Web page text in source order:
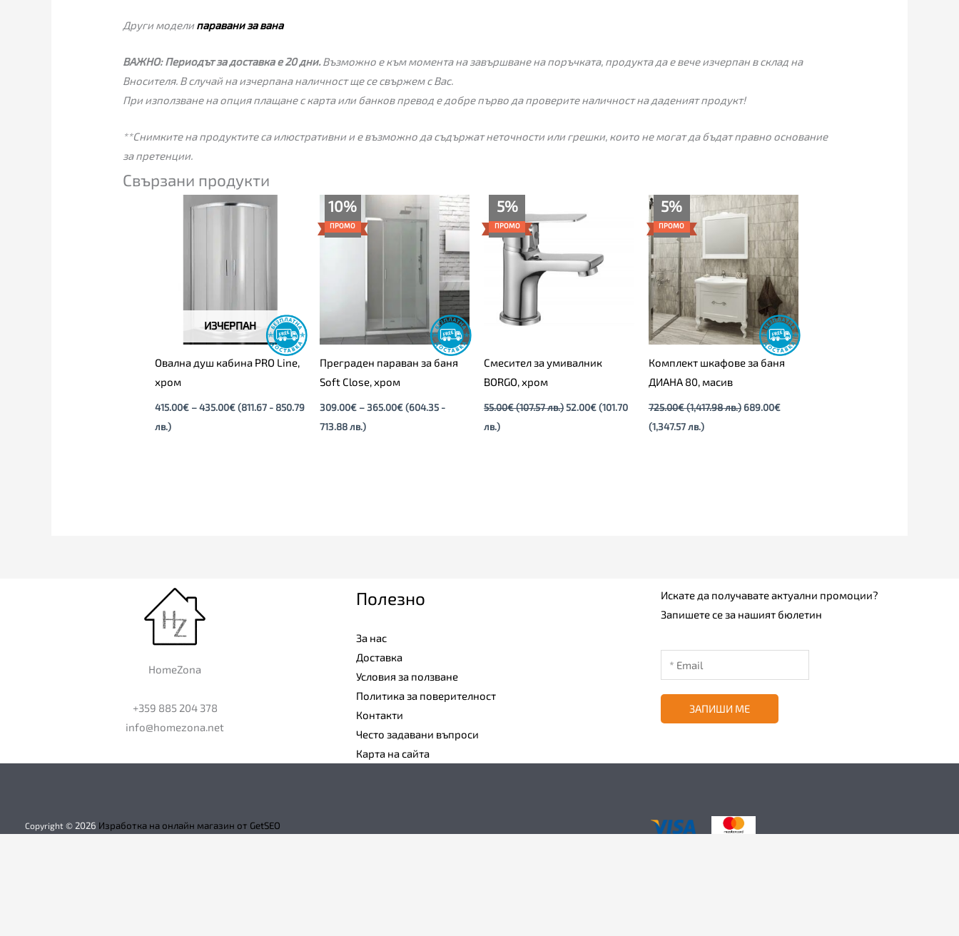
Други моделипаравани за вана
ВАЖНО: Периодът за доставка е 20 дни. Възможно е към момента на завършване на поръчката, продукта да е вече изчерпан в склад на
Вносителя. В случай на изчерпана наличност ще се свържем с Вас.
При използване на опция плащане с карта или банков превод е добре първо да проверите наличност на даденият продукт!
**Снимките на продуктите са илюстративни и е възможно да съдържат неточности или грешки, които не могат да бъдат правно основание
за претенции.
Свързани продукти
ИЗЧЕРПАН
Овална душ кабина PRO Line,
хром
415.00€ –435.00€
range:
(811.67 - 850.79
лв.)
10%
ПРОМО
Преграден параван за баня
Soft Close, хром
309.00€ – 365.00€
range:
309.00€
(604.35 -
713.88 лв.)
5%
ПРОМО
Смесител за умивалник
BORGO, хром
55.00€(107.57 лв.)
price
was:
лв.).
52.00€(101.70
лв.)
Текущата
цена
е:
52.00€
(101.70
лв.).
5%
ПРОМО
Комплект шкафове за баня
ДИАНА 80, масив
725.00€(1,417.98 лв.)
Original
price
was:
725.00€
(1,417.98
лв.).
689.00€
(1,347.57 лв.)
Текущата
цена
е:
лв.).
HomeZona
+359 885 204 378
info@homezona.net
Полезно
За нас
Доставка
Условия за ползване
Политика за поверителност
Контакти
Често задавани въпроси
Карта на сайта
Искате да получавате актуални промоции?
Запишете се за нашият бюлетин
ЗАПИШИ МЕ
Copyright © 2026 Изработка на онлайн магазин от GetSEO